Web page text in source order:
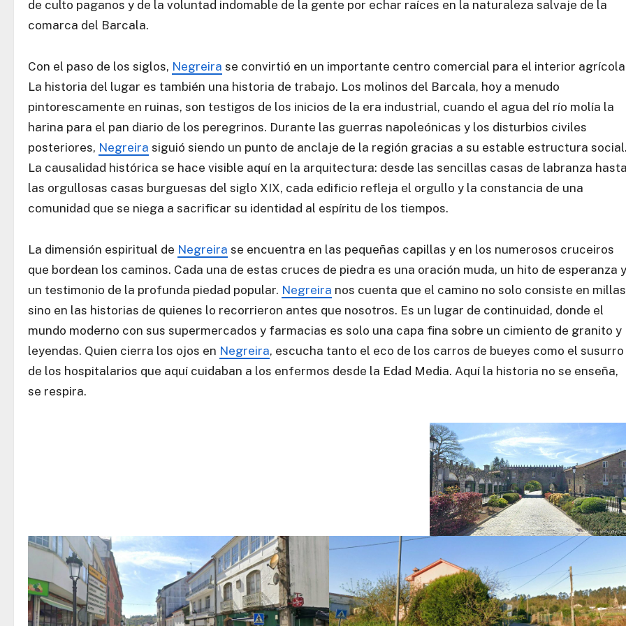
de culto paganos y de la voluntad indomable de la gente por echar raíces en la naturaleza salvaje de la
comarca del Barcala.
Con el paso de los siglos, Negreira se convirtió en un importante centro comercial para el interior
La historia del lugar es también una historia de trabajo. Los molinos del Barcala, hoy a menudo
pintorescamente en ruinas, son testigos de los inicios de la era industrial, cuando el agua del río molía la
harina para el pan diario de los peregrinos. Durante las guerras napoleónicas y los disturbios civiles
posteriores, Negreira siguió siendo un punto de anclaje de la región gracias a su estable estructura social.
La causalidad histórica se hace visible aquí en la arquitectura: desde las sencillas casas de labranza hasta
las orgullosas casas burguesas del siglo XIX, cada edificio refleja el orgullo y la constancia de una
comunidad que se niega a sacrificar su identidad al espíritu de los tiempos.
La dimensión espiritual de Negreira se encuentra en las pequeñas capillas y en los numerosos cruceiros
que bordean los caminos. Cada una de estas cruces de piedra es una oración muda, un hito de esperanza y
un testimonio de la profunda piedad popular. Negreira nos cuenta que el camino no solo consiste en
sino en las historias de quienes lo recorrieron antes que nosotros. Es un lugar de continuidad, donde el
mundo moderno con sus supermercados y farmacias es solo una capa fina sobre un cimiento de granito y
leyendas. Quien cierra los ojos en Negreira, escucha tanto el eco de los carros de bueyes como el susurro
de los hospitalarios que aquí cuidaban a los enfermos desde la Edad Media. Aquí la historia no se enseña,
se respira.